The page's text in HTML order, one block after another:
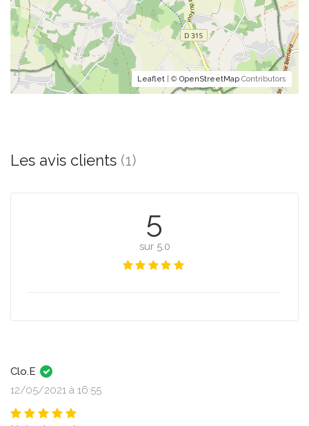
Leaflet | © OpenStreetMap Contributors
Les avis clients (1)
5
sur 5.0
Clo.E
12/05/2021 à 16:55